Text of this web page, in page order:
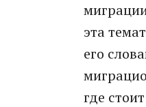
эта
его
где